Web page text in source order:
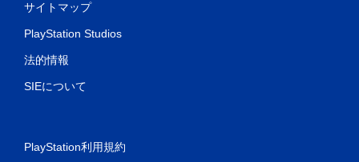
サイトマップ
PlayStation Studios
法的情報
SIEについて
PlayStation利用規約